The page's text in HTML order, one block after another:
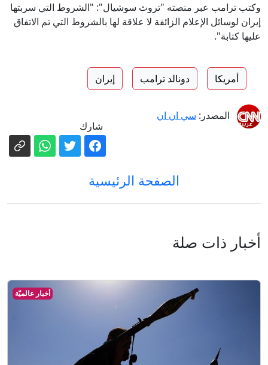
وكتب ترامب عبر منصته "تروث سوشيال": "الشروط التي سربتها
إيران لوسائل الإعلام الزائفة لا علاقة لها بالشروط التي تم الاتفاق
عليها كتابة".
أمريكا دونالد ترامب إيران
المصدر: سي ان ان
شارك
الصفحة الرئيسية
أخبار ذات صلة
أخبار عالميّة